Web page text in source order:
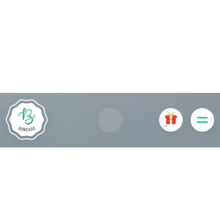
de goede werking van de website en als ze uitgeschakeld
zijn, zullen ze de gebruikerservaring negatief beïnvloeden of
ervoor zorgen dat sommige functies van de website
uitgeschakeld zijn. Andere cookies worden gebruikt voor
analyse- of marketingdoeleinden.
Cookies aanvaarden Mijn cookies beheren